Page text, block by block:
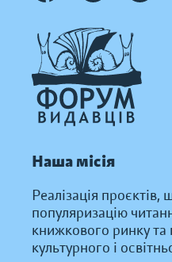
Наша місія
Реалізація
популяризацію
книжкового ринку та
культурного і